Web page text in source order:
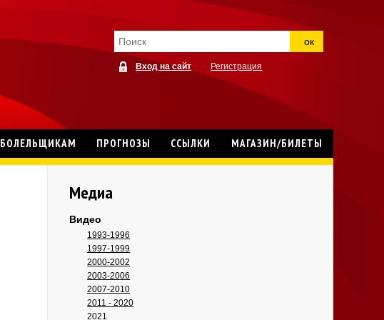
ок
Вход на сайт Регистрация
БОЛЕЛЬЩИКАМ ПРОГНОЗЫ ССЫЛКИ МАГАЗИН/БИЛЕТЫ
Медиа
Видео
1993-1996
1997-1999
2000-2002
2003-2006
2007-2010
2011 - 2020
2021